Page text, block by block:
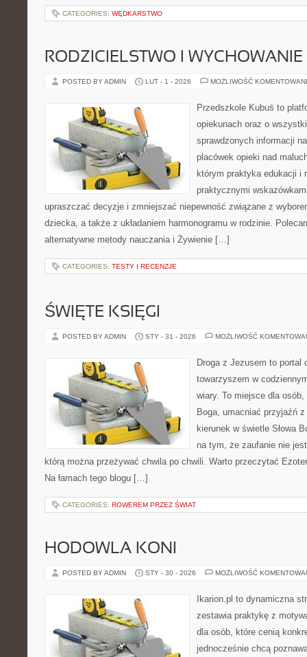
CATEGORIES: WĘDKARSTWO
RODZICIELSTWO I WYCHOWANIE
POSTED BY ADMIN LUT - 1 - 2026 MOŻLIWOŚĆ
Przedszkole Kubuś to
opiekunach oraz o
sprawdzonych informacji
placówek opieki nad
którym praktyka edukacji i
praktycznymi
upraszczać decyzje i zmniejszać niepewność związane z
dziecka, a także z układaniem harmonogramu w rodzinie.
alternatywne metody nauczania i Żywienie […]
CATEGORIES: TESTY I RECENZJE
ŚWIĘTE KSIĘGI
POSTED BY ADMIN STY - 31 - 2026 MOŻLIWOŚĆ
Droga z Jezusem to
towarzyszem w
wiary. To miejsce dla
Boga, umacniać przyjaźń
kierunek w świetle Słowa
na tym, że zaufanie nie
którą można przeżywać chwila po chwili. Warto przeczytać
Na łamach tego blogu […]
CATEGORIES: ROWEREM PRZEZ ŚWIAT
HODOWLA KONI
POSTED BY ADMIN STY - 30 - 2026 MOŻLIWOŚĆ
Ikarion.pl to dynamiczna
zestawia praktykę z
dla osób, które cenią
jednocześnie chcą